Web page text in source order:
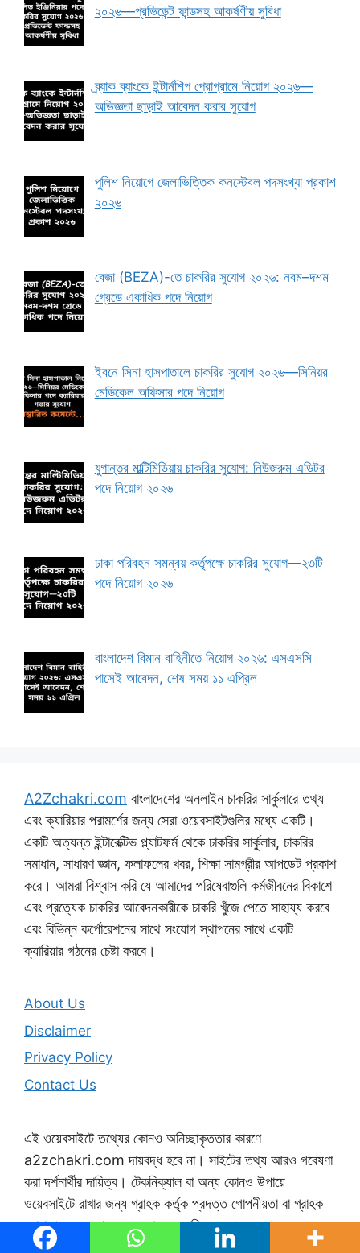
২০২৬—প্রভিডেন্ট ফান্ডসহ আকর্ষণীয় সুবিধা
ব্র্যাক ব্যাংকে ইন্টার্নশিপ প্রোগ্রামে নিয়োগ ২০২৬—
অভিজ্ঞতা ছাড়াই আবেদন করার সুযোগ
পুলিশ নিয়োগে জেলাভিত্তিক কনস্টেবল পদসংখ্যা প্রকাশ
২০২৬
বেজা (BEZA)-তে চাকরির সুযোগ ২০২৬: নবম–দশম
গ্রেডে একাধিক পদে নিয়োগ
ইবনে সিনা হাসপাতালে চাকরির সুযোগ ২০২৬—সিনিয়র
মেডিকেল অফিসার পদে নিয়োগ
যুগান্তর মাল্টিমিডিয়ায় চাকরির সুযোগ: নিউজরুম এডিটর
পদে নিয়োগ ২০২৬
ঢাকা পরিবহন সমন্বয় কর্তৃপক্ষে চাকরির সুযোগ—২৩টি
পদে নিয়োগ ২০২৬
বাংলাদেশ বিমান বাহিনীতে নিয়োগ ২০২৬: এসএসসি
পাসেই আবেদন, শেষ সময় ১১ এপ্রিল
A2Zchakri.com বাংলাদেশের অনলাইন চাকরির সার্কুলারে তথ্য
এবং ক্যারিয়ার পরামর্শের জন্য সেরা ওয়েবসাইটগুলির মধ্যে একটি।
একটি অত্যন্ত ইন্টারেক্টিভ প্ল্যাটফর্ম থেকে চাকরির সার্কুলার, চাকরির
সমাধান, সাধারণ জ্ঞান, ফলাফলের খবর, শিক্ষা সামগ্রীর আপডেট প্রকাশ
করে। আমরা বিশ্বাস করি যে আমাদের পরিষেবাগুলি কর্মজীবনের বিকাশে
এবং প্রত্যেক চাকরির আবেদনকারীকে চাকরি খুঁজে পেতে সাহায্য করবে
এবং বিভিন্ন কর্পোরেশনের সাথে সংযোগ স্থাপনের সাথে একটি
ক্যারিয়ার গঠনের চেষ্টা করবে।
About Us
Disclaimer
Privacy Policy
Contact Us
এই ওয়েবসাইটে তথ্যের কোনও অনিচ্ছাকৃততার কারণে
a2zchakri.com দায়বদ্ধ হবে না। সাইটের তথ্য আরও গবেষণা
করা দর্শনার্থীর দায়িত্ব। টেকনিক্যাল বা অন্য কোনও উপায়ে
ওয়েবসাইটে রাখার জন্য গ্রাহক কর্তৃক প্রদত্ত গোপনীয়তা বা গ্রাহক
দ্বারা প্রদত্ত তথ্য লঙ্ঘন আমদের দায়িত্ব নয়।
A2zchakri.com ওয়েবসাইটে প্রদর্শিত সমস্ত/কোনও তথ্য